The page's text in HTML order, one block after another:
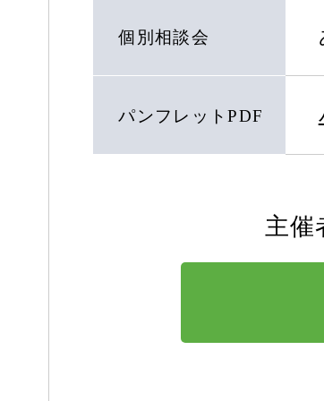
個別相談会
パンフレットPDF
主催